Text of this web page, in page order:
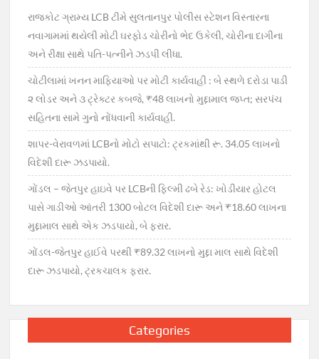
રાજકોટ ગ્રામ્ય LCB ટીમે સુલતાનપુર પોલીસ સ્ટેશન વિસ્તારના
નવાગામમાં થયેલી મોટી ઘરફોડ ચોરીનો ભેદ ઉકેલી, ચોરીના દાગીના
અને રીક્ષા સાથે પતિ-પત્નીને ઝડપી લીધા.
ચોટીલામાં ખનન માફિયાઓ પર મોટી કાર્યવાહી : બે સ્થળે દરોડા પાડી
૨ લોડર અને ૩ ટ્રેક્ટર કબજે, ₹48 લાખનો મુદ્દામાલ જપ્ત; સરપંચ
સહિતના સામે ગુનો નોંધવાની કાર્યવાહી.
શાપર-વેરાવળમાં LCBનો મોટો સપાટો: ટ્રકમાંથી રૂ. 34.05 લાખનો
વિદેશી દારૂ ઝડપાયો.
ગોંડલ – જેતપુર હાઇવે પર LCBની ફિલ્મી ઢબે રેડ: ખોડીયાર હોટલ
પાસે ગાડીઓ આંતરી 1300 બોટલ વિદેશી દારૂ અને ₹18.60 લાખના
મુદ્દામાલ સાથે એક ઝડપાયો, બે ફરાર.
ગોંડલ-જેતપુર હાઈવે પરથી ₹89.32 લાખનો મુદ્દા માલ સાથે વિદેશી
દારૂ ઝડપાયો, ટ્રકચાલક ફરાર.
Categories